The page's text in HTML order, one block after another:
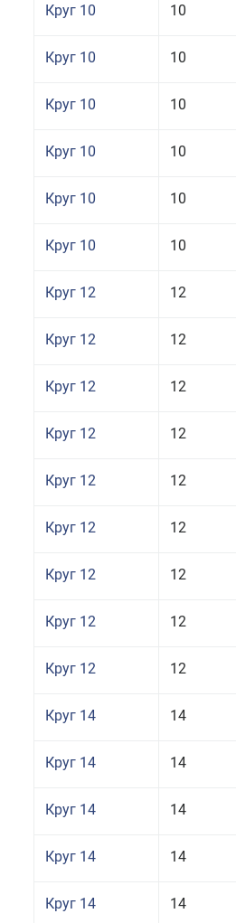
Круг 10 10
Круг 10 10
Круг 10 10
Круг 10 10
Круг 10 10
Круг 10 10
Круг 12 12
Круг 12 12
Круг 12 12
Круг 12 12
Круг 12 12
Круг 12 12
Круг 12 12
Круг 12 12
Круг 12 12
Круг 14 14
Круг 14 14
Круг 14 14
Круг 14 14
Круг 14 14